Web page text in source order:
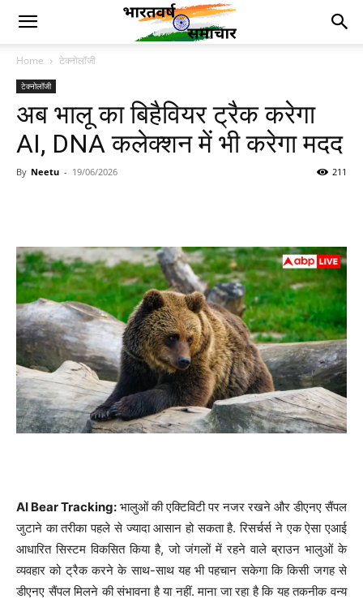
Home टेक्नोलॉजी
टेक्नोलॉजी
अब भालू का बिहैवियर ट्रैक करेगा
AI, DNA कलेक्शन में भी करेगा मदद
By Neetu - 19/06/2026 211
AI Bear Tracking: भालुओं की एक्टिविटी पर नजर रखने और डीएनए सैंपल
जुटाने का तरीका पहले से ज्यादा आसान हो सकता है. रिसर्चर्स ने एक ऐसा एआई
आधारित सिस्टम विकसित किया है, जो जंगलों में रहने वाले ब्राउन भालुओं के
व्यवहार को ट्रैक करने के साथ-साथ यह भी पहचान सकेगा कि किसी जगह से
डीएनए सैंपल मिलने की संभावना है या नहीं. माना जा रहा है कि यह तकनीक वन्य